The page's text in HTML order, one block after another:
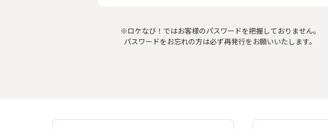
※ロケなび！ではお客様のパスワードを把握しておりません。
パスワードをお忘れの方は必ず再発行をお願いいたします。